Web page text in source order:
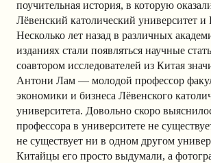
поучительная история, в которую
Лёвенский католический университет и
Несколько лет назад в различных
изданиях стали появляться научные
соавтором исследователей из Китая
Антони Лам — молодой профессор
экономики и бизнеса Лёвенского
университета. Довольно скоро
профессора в университете не
не существует ни в одном другом
Китайцы его просто выдумали, а